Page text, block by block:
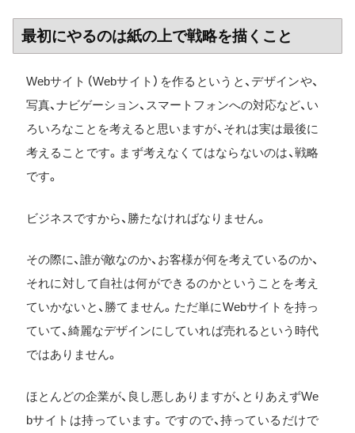
最初にやるのは紙の上で戦略を描くこと
Webサイト（Webサイト）を作るというと、デザインや、
写真、ナビゲーション、スマートフォンへの対応など、い
ろいろなことを考えると思いますが、それは実は最後に
考えることです。まず考えなくてはならないのは、戦略
です。
ビジネスですから、勝たなければなりません。
その際に、誰が敵なのか、お客様が何を考えているのか、
それに対して自社は何ができるのかということを考え
ていかないと、勝てません。ただ単にWebサイトを持っ
ていて、綺麗なデザインにしていれば売れるという時代
ではありません。
ほとんどの企業が、良し悪しありますが、とりあえずWe
bサイトは持っています。ですので、持っているだけで